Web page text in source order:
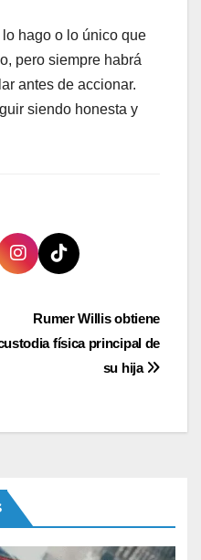
hago o lo único que
pero siempre habrá
antes de accionar.
siendo honesta y
Rumer Willis obtiene
física principal de
su hija